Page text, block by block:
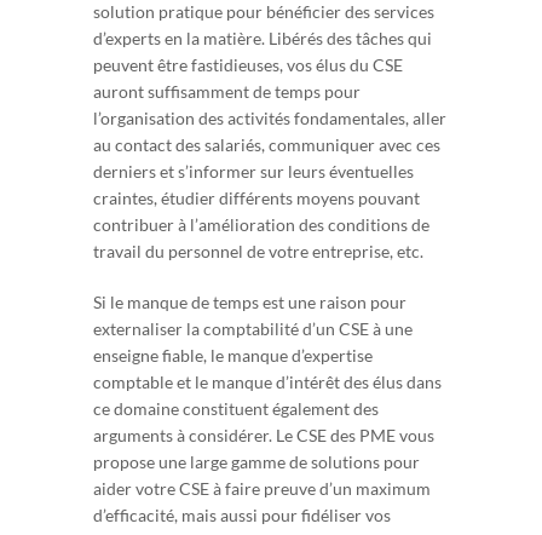
solution pratique pour bénéficier des services
d’experts en la matière. Libérés des tâches qui
peuvent être fastidieuses, vos élus du CSE
auront suffisamment de temps pour
l’organisation des activités fondamentales, aller
au contact des salariés, communiquer avec ces
derniers et s’informer sur leurs éventuelles
craintes, étudier différents moyens pouvant
contribuer à l’amélioration des conditions de
travail du personnel de votre entreprise, etc.
Si le manque de temps est une raison pour
externaliser la comptabilité d’un CSE à une
enseigne fiable, le manque d’expertise
comptable et le manque d’intérêt des élus dans
ce domaine constituent également des
arguments à considérer. Le CSE des PME vous
propose une large gamme de solutions pour
aider votre CSE à faire preuve d’un maximum
d’efficacité, mais aussi pour fidéliser vos